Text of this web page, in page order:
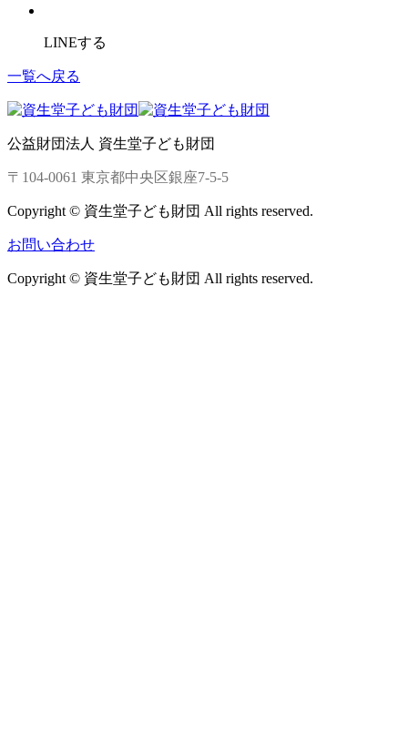
LINEする
一覧へ戻る
公益財団法人 資生堂子ども財団
〒104-0061 東京都中央区銀座7-5-5
Copyright © 資生堂子ども財団 All rights reserved.
お問い合わせ
Copyright © 資生堂子ども財団 All rights reserved.